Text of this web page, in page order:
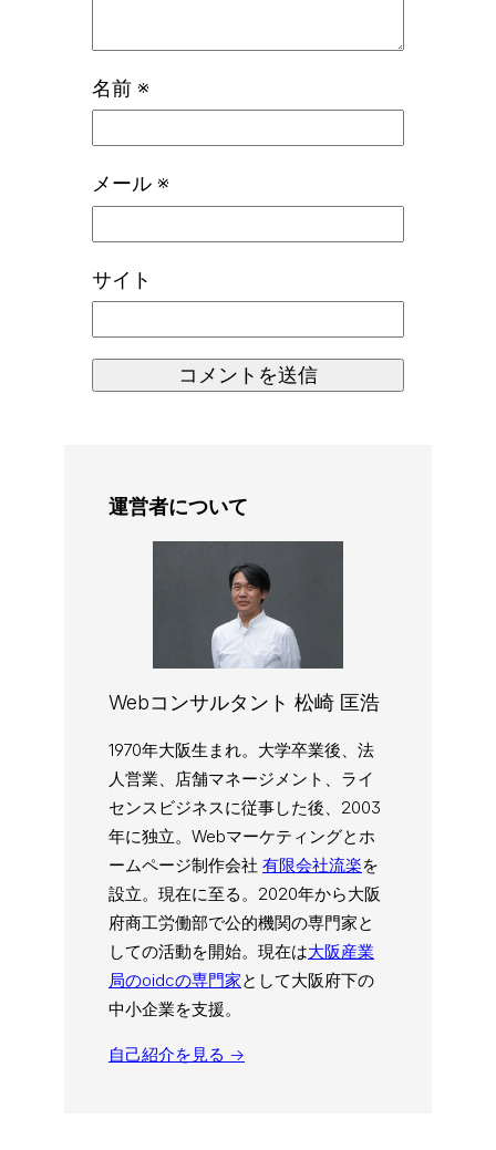
名前 ※
メール ※
サイト
運営者について
Webコンサルタント 松崎 匡浩
1970年大阪生まれ。大学卒業後、法
人営業、店舗マネージメント、ライ
センスビジネスに従事した後、2003
年に独立。Webマーケティングとホ
ームページ制作会社 有限会社流楽を
設立。現在に至る。2020年から大阪
府商工労働部で公的機関の専門家と
しての活動を開始。現在は大阪産業
局のoidcの専門家として大阪府下の
中小企業を支援。
自己紹介を見る →